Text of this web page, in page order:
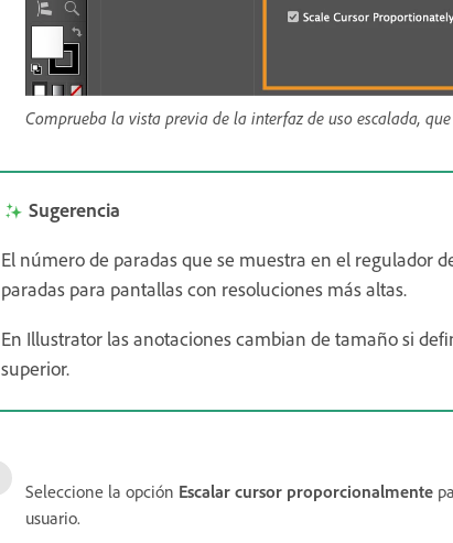
Comprueba la vista previa de la interfaz de uso escalada,
Sugerencia
El número de paradas que se muestra en el regulador
paradas para pantallas con resoluciones más altas.
En Illustrator las anotaciones cambian de tamaño si
superior.
Seleccione la opción Escalar cursor proporcionalmente
usuario.